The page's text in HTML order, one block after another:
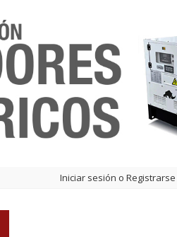
Iniciar sesión o Registrarse